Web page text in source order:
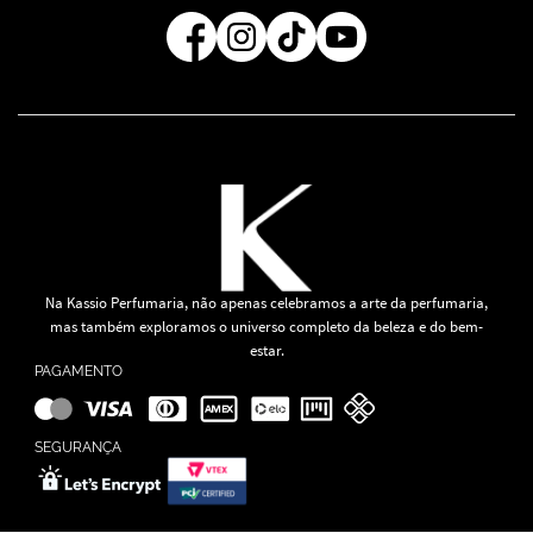
Regra de Frete Grátis
Na Kassio Perfumaria, não apenas celebramos a arte da perfumaria,
mas também exploramos o universo completo da beleza e do bem-
estar.
PAGAMENTO
SEGURANÇA